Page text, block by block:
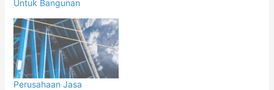
Untuk Bangunan
Perusahaan Jasa